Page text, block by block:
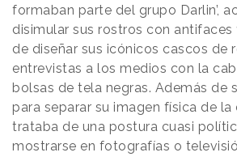
formaban parte del grupo Darlin’,
disimular sus rostros con antifaces
de diseñar sus icónicos cascos de
entrevistas a los medios con la
bolsas de tela negras. Además de
para separar su imagen física de la
trataba de una postura cuasi
mostrarse en fotografías o